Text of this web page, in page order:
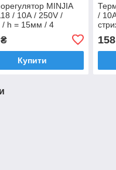
MINJIA
/ 10А / 250V /
/ h = 15мм / 4
(з вушками) для
прасок
Купити
/
158